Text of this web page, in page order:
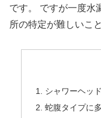
です。 ですが一度水
所の特定が難しいこ
シャワーヘッ
蛇腹タイプに